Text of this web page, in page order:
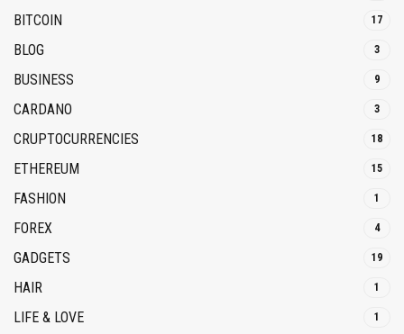
BITCOIN 17
BLOG 3
BUSINESS 9
CARDANO 3
CRUPTOCURRENCIES 18
ETHEREUM 15
FASHION 1
FOREX 4
GADGETS 19
HAIR 1
LIFE & LOVE 1